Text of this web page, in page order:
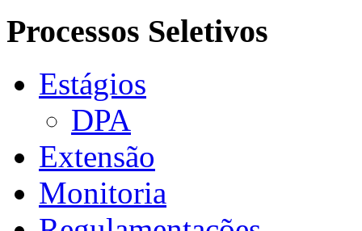
Processos Seletivos
Estágios
DPA
Extensão
Monitoria